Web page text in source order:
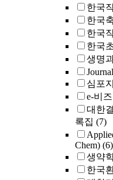
한국
한국
한국
한국
생명
심포
e-비
대한
록집 (7)
Chem) (6)
생약
한국